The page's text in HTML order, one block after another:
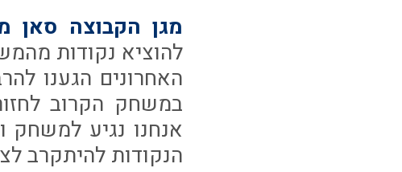
מגן הקבוצה סאן
להוציא נקודות
האחרונים הגענו
במשחק הקרוב
הנקודות להיתקרב